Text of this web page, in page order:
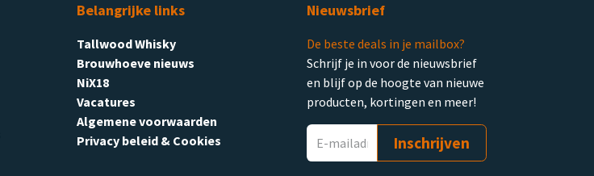
Belangrijke links
Tallwood Whisky
Brouwhoeve nieuws
NiX18
Vacatures
Algemene voorwaarden
Privacy beleid & Cookies
Nieuwsbrief
De beste deals in je mailbox?
Schrijf je in voor de nieuwsbrief
en blijf op de hoogte van nieuwe
producten, kortingen en meer!
Inschrijven